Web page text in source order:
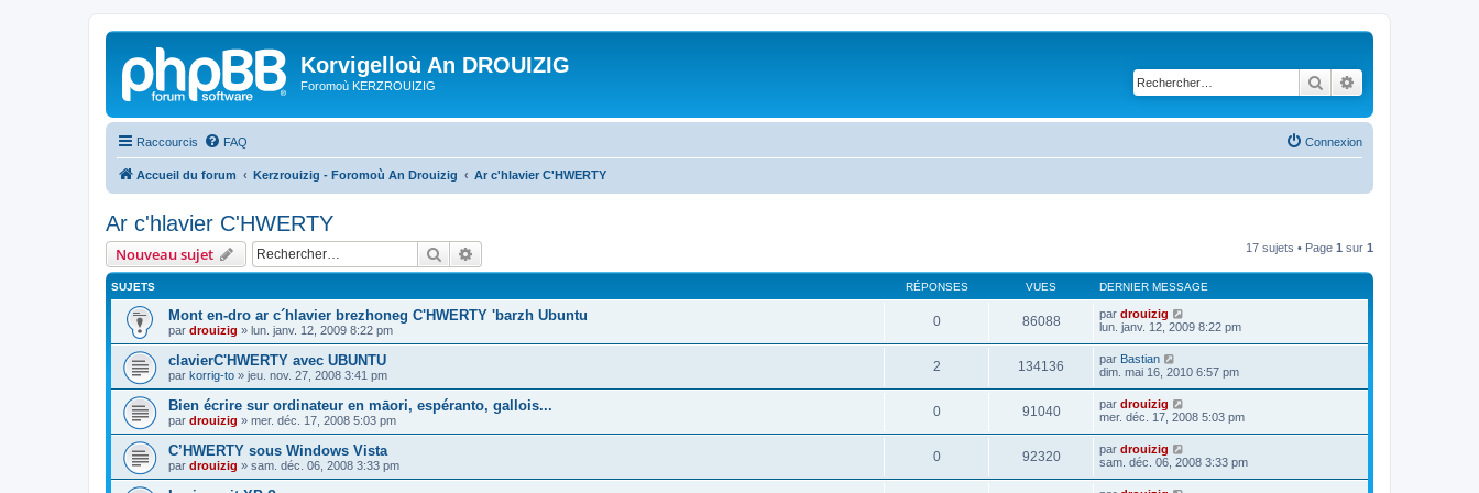
Korvigelloù An DROUIZIG
Foromoù KERZROUIZIG Rechercher
Raccourcis FAQ Connexion
Accueil du forum Kerzrouizig - Foromoù An Drouizig Ar c'hlavier C'HWERTY
Ar c'hlavier C'HWERTY
Nouveau sujet Rechercher 17 sujets • Page 1 sur 1
SUJETS RÉPONSES VUES DERNIER MESSAGE
Mont en-dro ar c´hlavier brezhoneg C'HWERTY 'barzh Ubuntu
par drouizig » lun. janv. 12, 2009 8:22 pm
0 86088 par drouizig
lun. janv. 12, 2009 8:22 pm
clavierC'HWERTY avec UBUNTU
par korrig-to » jeu. nov. 27, 2008 3:41 pm
2 134136 par Bastian
dim. mai 16, 2010 6:57 pm
Bien écrire sur ordinateur en māori, espéranto, gallois...
par drouizig » mer. déc. 17, 2008 5:03 pm
0 91040 par drouizig
mer. déc. 17, 2008 5:03 pm
C’HWERTY sous Windows Vista
par drouizig » sam. déc. 06, 2008 3:33 pm
0 92320 par drouizig
sam. déc. 06, 2008 3:33 pm